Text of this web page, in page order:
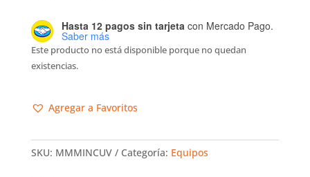
Hasta 12 pagos sin tarjetacon Mercado Pago.
Saber más
Este producto no está disponible porque no quedan
existencias.
Agregar a Favoritos
SKU: MMMINCUV Categoría: Equipos